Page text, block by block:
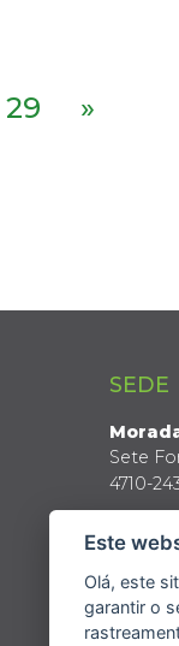
29 »
SEDE
Sete
4710-
Este
Olá, este
garantir o